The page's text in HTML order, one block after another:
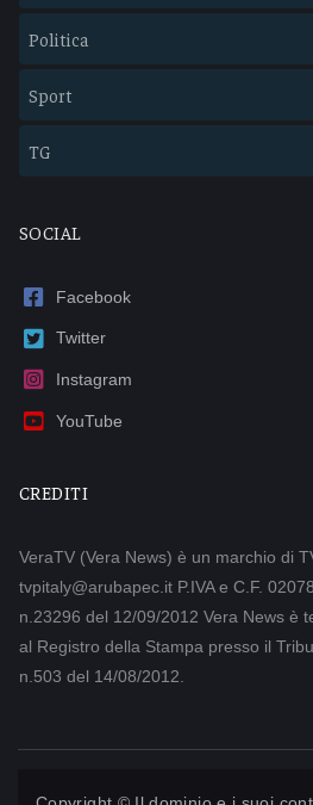
Politica
Sport
TG
SOCIAL
Facebook
Twitter
Instagram
YouTube
CREDITI
VeraTV (Vera News) è un marchio di
tvpitaly@arubapec.it P.IVA e C.F.
n.23296 del 12/09/2012 Vera News è
al Registro della Stampa presso il
n.503 del 14/08/2012.